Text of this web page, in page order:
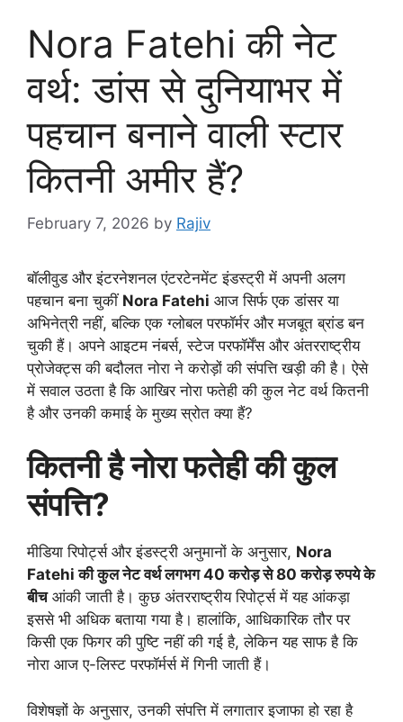
Nora Fatehi की नेट
वर्थ: डांस से दुनियाभर में
पहचान बनाने वाली स्टार
कितनी अमीर हैं?
February 7, 2026 by Rajiv
बॉलीवुड और इंटरनेशनल एंटरटेनमेंट इंडस्ट्री में अपनी अलग
पहचान बना चुकीं Nora Fatehi आज सिर्फ एक डांसर या
अभिनेत्री नहीं, बल्कि एक ग्लोबल परफॉर्मर और मजबूत ब्रांड बन
चुकी हैं। अपने आइटम नंबर्स, स्टेज परफॉर्मेंस और अंतरराष्ट्रीय
प्रोजेक्ट्स की बदौलत नोरा ने करोड़ों की संपत्ति खड़ी की है। ऐसे
में सवाल उठता है कि आखिर नोरा फतेही की कुल नेट वर्थ कितनी
है और उनकी कमाई के मुख्य स्रोत क्या हैं?
कितनी है नोरा फतेही की कुल
संपत्ति?
मीडिया रिपोर्ट्स और इंडस्ट्री अनुमानों के अनुसार, Nora
Fatehi की कुल नेट वर्थ लगभग 40 करोड़ से 80 करोड़ रुपये के
बीचआंकी जाती है। कुछ अंतरराष्ट्रीय रिपोर्ट्स में यह आंकड़ा
इससे भी अधिक बताया गया है। हालांकि, आधिकारिक तौर पर
किसी एक फिगर की पुष्टि नहीं की गई है, लेकिन यह साफ है कि
नोरा आज ए-लिस्ट परफॉर्मर्स में गिनी जाती हैं।
विशेषज्ञों के अनुसार, उनकी संपत्ति में लगातार इजाफा हो रहा है